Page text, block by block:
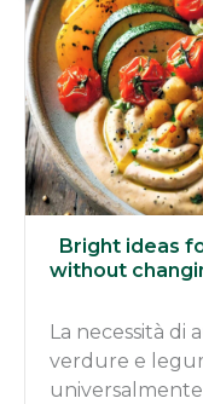
Bright ideas
without
La necessità di
verdure e
universalmente